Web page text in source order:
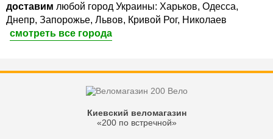
доставим любой город Украины: Харьков, Одесса,
Днепр, Запорожье, Львов, Кривой Рог, Николаев
смотреть все города
Киевский веломагазин
«200 по встречной»